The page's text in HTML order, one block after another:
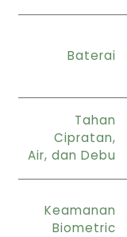
Baterai
Tahan
Cipratan,
Air, dan Debu
Keamanan
Biometric